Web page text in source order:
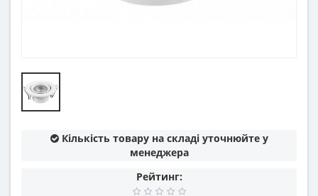
Кількість товару на складі уточнюйте у
менеджера
Рейтинг: